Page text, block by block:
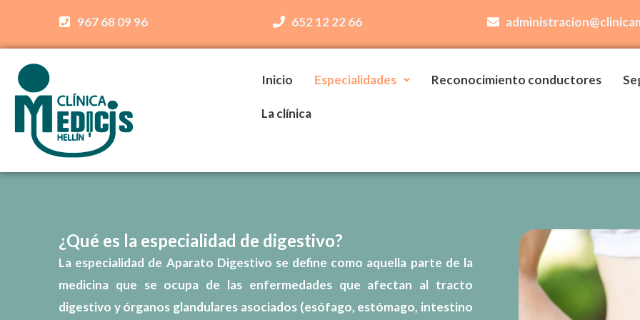
contenido
967 68 09 96 652 12 22 66
Inicio Especialidades Reconocimiento conductores
La clínica
¿Qué es la especialidad de digestivo?
La especialidad de Aparato Digestivo se define como aquella parte de la
medicina que se ocupa de las enfermedades que afectan al tracto
digestivo y órganos glandulares asociados (esófago, estómago, intestino